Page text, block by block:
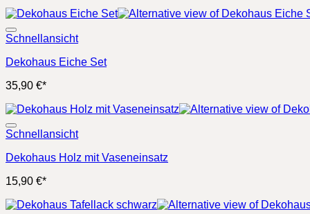
Schnellansicht
Dekohaus Eiche Set
35,90 €*
Schnellansicht
Dekohaus Holz mit Vaseneinsatz
15,90 €*